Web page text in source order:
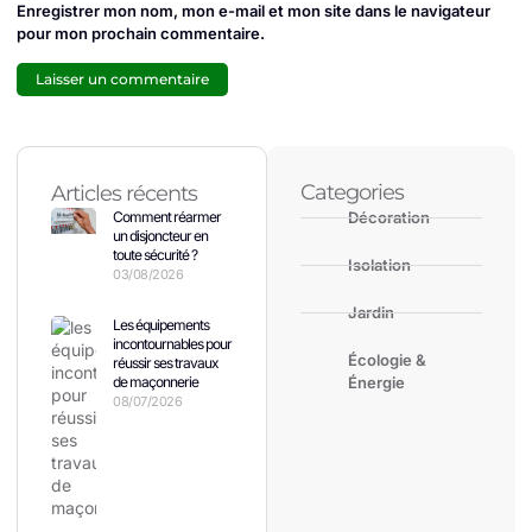
Enregistrer mon nom, mon e-mail et mon site dans le navigateur
pour mon prochain commentaire.
Articles récents
Comment réarmer
un disjoncteur en
toute sécurité ?
03/08/2026
Les équipements
incontournables pour
réussir ses travaux
de maçonnerie
08/07/2026
Categories
Décoration
Isolation
Jardin
Écologie &
Énergie